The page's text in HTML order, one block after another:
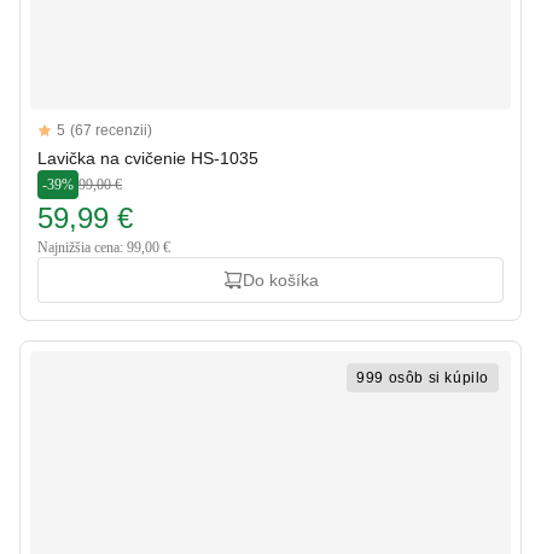
Reviews
5 out of 5 stars
5 (67 recenzii)
Lavička na cvičenie HS-1035
-39% 99,00 €
59,99 €
Najnižšia cena: 99,00 €
Do košíka
999 osôb si kúpilo